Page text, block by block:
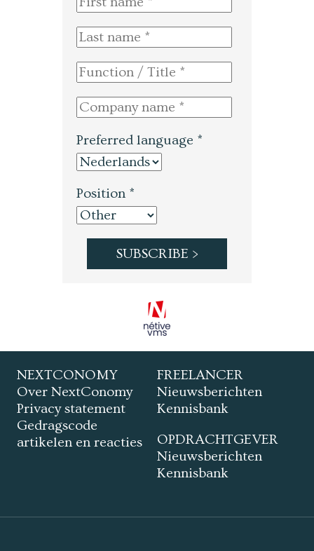
Preferred language *
Position *
NEXTCONOMY
Over NextConomy
Privacy statement
Gedragscode
artikelen en reacties
FREELANCER
Nieuwsberichten
Kennisbank
OPDRACHTGEVER
Nieuwsberichten
Kennisbank